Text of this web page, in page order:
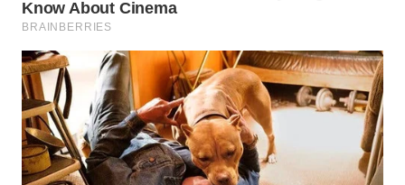
INFRASTRUKTUR
WAHANA
KONSUMEN
WAHANA